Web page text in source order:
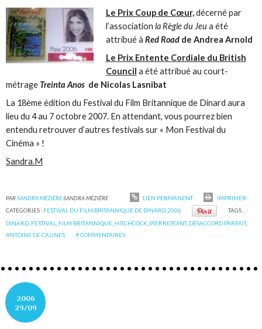
Le Prix Coup de Cœur,décerné par
l’association la Règle du Jeua été
attribué à Red Roadde Andrea Arnold
Le Prix Entente Cordiale du British
Council a été attribué au court-
métrage Treinta Anos de Nicolas Lasnibat
La 18ème édition du Festival du Film Britannique de Dinard aura
lieu du 4 au 7 octobre 2007. En attendant, vous pourrez bien
entendu retrouver d’autres festivals sur « Mon Festival du
Cinéma » !
Sandra.M
PARSANDRA MÉZIÈRESANDRA MÉZIÈRE LIEN PERMANENT
IMPRIMER
CATÉGORIES : FESTIVAL DU FILM BRITANNIQUE DE DINARD 2006
TAGS :
DINARD FESTIVAL FILM BRITANNIQUE HITCHCOCK PIERREPOINT, DÉSACCORD PARFAIT,
ANTOINE DE CAUNES
9COMMENTAIRES
2006
29/09